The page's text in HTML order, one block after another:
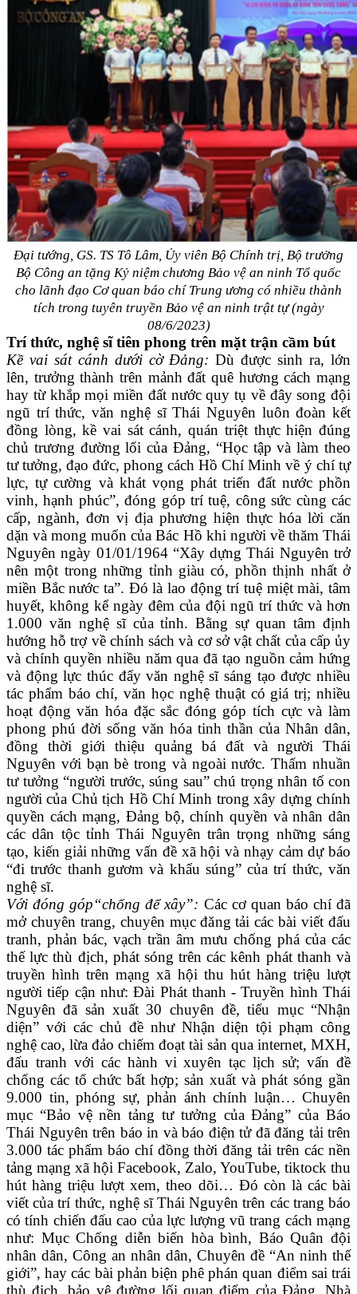
Đại tướng, GS. TS Tô Lâm, Ủy viên Bộ Chính trị, Bộ trưởng
Bộ Công an tặng Kỷ niệm chương Bảo vệ an ninh Tổ quốc
cho lãnh đạo Cơ quan báo chí Trung ương có nhiều thành
tích trong tuyên truyền Bảo vệ an ninh trật tự (ngày
08/6/2023)
Trí thức, nghệ sĩ tiên phong trên mặt trận cầm bút
Kề vai sát cánh dưới cờ Đảng: Dù được sinh ra, lớn
lên, trưởng thành trên mảnh đất quê hương cách mạng
hay từ khắp mọi miền đất nước quy tụ về đây song đội
ngũ trí thức, văn nghệ sĩ Thái Nguyên luôn đoàn kết
đồng lòng, kề vai sát cánh, quán triệt thực hiện đúng
chủ trương đường lối của Đảng, “Học tập và làm theo
tư tưởng, đạo đức, phong cách Hồ Chí Minh về ý chí tự
lực, tự cường và khát vọng phát triển đất nước phồn
vinh, hạnh phúc”, đóng góp trí tuệ, công sức cùng các
cấp, ngành, đơn vị địa phương hiện thực hóa lời căn
dặn và mong muốn của Bác Hồ khi người về thăm Thái
Nguyên ngày 01/01/1964 “Xây dựng Thái Nguyên trở
nên một trong những tỉnh giàu có, phồn thịnh nhất ở
miền Bắc nước ta”. Đó là lao động trí tuệ miệt mài, tâm
huyết, không kể ngày đêm của đội ngũ trí thức và hơn
1.000 văn nghệ sĩ của tỉnh. Bằng sự quan tâm định
hướng hỗ trợ về chính sách và cơ sở vật chất của cấp ủy
và chính quyền nhiều năm qua đã tạo nguồn cảm hứng
và động lực thúc đẩy văn nghệ sĩ sáng tạo được nhiều
tác phẩm báo chí, văn học nghệ thuật có giá trị; nhiều
hoạt động văn hóa đặc sắc đóng góp tích cực và làm
phong phú đời sống văn hóa tinh thần của Nhân dân,
đồng thời giới thiệu quảng bá đất và người Thái
Nguyên với bạn bè trong và ngoài nước. Thấm nhuần
tư tưởng “người trước, súng sau” chú trọng nhân tố con
người của Chủ tịch Hồ Chí Minh trong xây dựng chính
quyền cách mạng, Đảng bộ, chính quyền và nhân dân
các dân tộc tỉnh Thái Nguyên trân trọng những sáng
tạo, kiến giải những vấn đề xã hội và nhạy cảm dự báo
“đi trước thanh gươm và khẩu súng” của trí thức, văn
nghệ sĩ.
Với đóng góp“chống để xây”: Các cơ quan báo chí đã
mở chuyên trang, chuyên mục đăng tải các bài viết đấu
tranh, phản bác, vạch trần âm mưu chống phá của các
thế lực thù địch, phát sóng trên các kênh phát thanh và
truyền hình trên mạng xã hội thu hút hàng triệu lượt
người tiếp cận như: Đài Phát thanh - Truyền hình Thái
Nguyên đã sản xuất 30 chuyên đề, tiểu mục “Nhận
diện” với các chủ đề như Nhận diện tội phạm công
nghệ cao, lừa đảo chiếm đoạt tài sản qua internet, MXH,
đấu tranh với các hành vi xuyên tạc lịch sử; vấn đề
chống các tổ chức bất hợp; sản xuất và phát sóng gần
9.000 tin, phóng sự, phản ánh chính luận… Chuyên
mục “Bảo vệ nền tảng tư tưởng của Đảng” của Báo
Thái Nguyên trên báo in và báo điện tử đã đăng tải trên
3.000 tác phẩm báo chí đồng thời đăng tải trên các nền
tảng mạng xã hội Facebook, Zalo, YouTube, tiktock thu
hút hàng triệu lượt xem, theo dõi… Đó còn là các bài
viết của trí thức, nghệ sĩ Thái Nguyên trên các trang báo
có tính chiến đấu cao của lực lượng vũ trang cách mạng
như: Mục Chống diễn biến hòa bình, Báo Quân đội
nhân dân, Công an nhân dân, Chuyên đề “An ninh thế
giới”, hay các bài phản biện phê phán quan điểm sai trái